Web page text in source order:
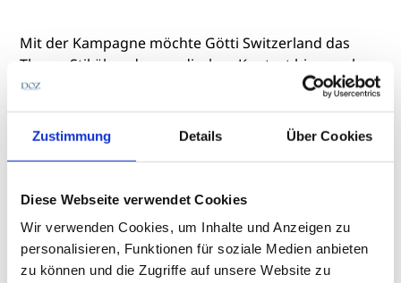
Zustimmung Details Über Cookies
Diese Webseite verwendet Cookies
Wir verwenden Cookies, um Inhalte und Anzeigen zu
personalisieren, Funktionen für soziale Medien anbieten
zu können und die Zugriffe auf unsere Website zu
Mit der Kampagne möchte Götti Switzerland das
Thema Stil über den modischen Kontext hinaus als
persönlichen Ausdruck von Individualität und
Identität thematisieren.
Kampagne